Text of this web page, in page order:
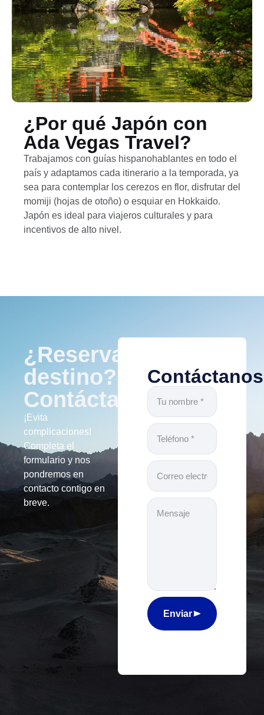
¿Por qué Japón con
Ada Vegas Travel?
Trabajamos con guías hispanohablantes en todo el
país y adaptamos cada itinerario a la temporada, ya
sea para contemplar los cerezos en flor, disfrutar del
momiji (hojas de otoño) o esquiar en Hokkaido.
Japón es ideal para viajeros culturales y para
incentivos de alto nivel.
¿Reservar
destino?
Contáctanos
¡Evita
complicaciones!
Completa el
formulario y nos
pondremos en
contacto contigo en
breve.
Contáctanos
Enviar